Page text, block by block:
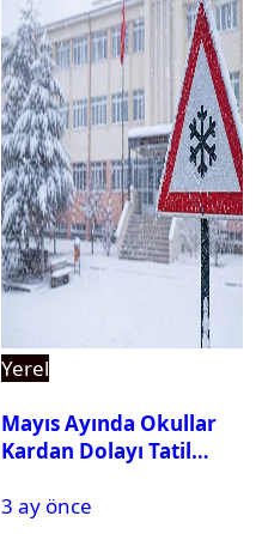
Yerel
Mayıs Ayında Okullar
Kardan Dolayı Tatil
3 ay önce